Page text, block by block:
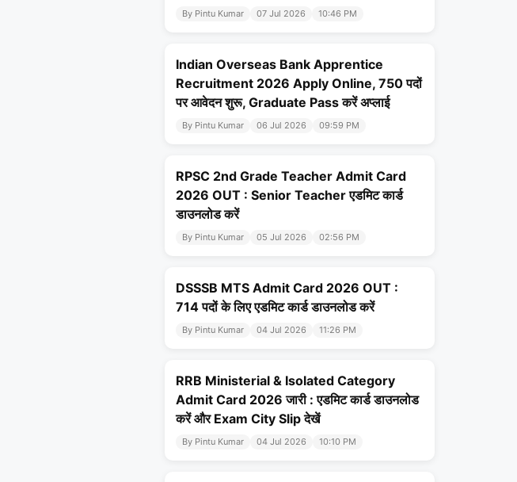
By Pintu Kumar 07 Jul 2026 10:46 PM
Indian Overseas Bank Apprentice
Recruitment 2026 Apply Online, 750 पदों
पर आवेदन शुरू, Graduate Pass करें अप्लाई
By Pintu Kumar 06 Jul 2026 09:59 PM
RPSC 2nd Grade Teacher Admit Card
2026 OUT : Senior Teacher एडमिट कार्ड
डाउनलोड करें
By Pintu Kumar 05 Jul 2026 02:56 PM
DSSSB MTS Admit Card 2026 OUT :
714 पदों के लिए एडमिट कार्ड डाउनलोड करें
By Pintu Kumar 04 Jul 2026 11:26 PM
RRB Ministerial & Isolated Category
Admit Card 2026 जारी : एडमिट कार्ड डाउनलोड
करें और Exam City Slip देखें
By Pintu Kumar 04 Jul 2026 10:10 PM